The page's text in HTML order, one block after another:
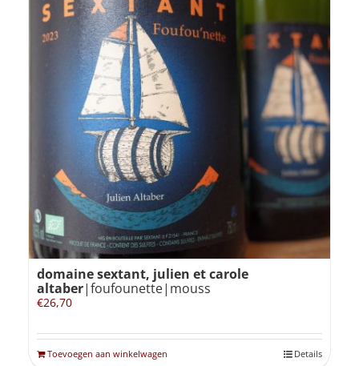
domaine sextant, julien et carole
altaber|foufounette|mouss
€26,70
Toevoegen aan winkelwagen Details